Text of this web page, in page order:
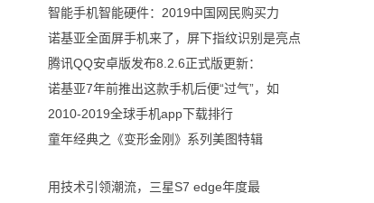
智能手机智能硬件：2019中国网民购买力
诺基亚全面屏手机来了，屏下指纹识别是亮点
腾讯QQ安卓版发布8.2.6正式版更新：
诺基亚7年前推出这款手机后便“过气”，如
2010-2019全球手机app下载排行
童年经典之《变形金刚》系列美图特辑
用技术引领潮流，三星S7 edge年度最